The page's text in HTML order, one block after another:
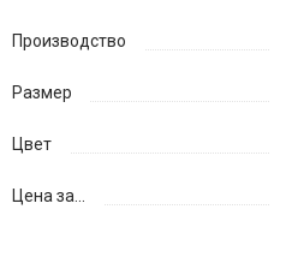
Производство
Размер
Цвет
Цена за...